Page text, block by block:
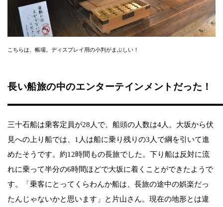
こちらは、帳場。ディスプレイ用の小判がまぶしい！
長い船旅の中のエンターテインメントだった！
三十石船は乗客定員が28人で、船頭の人数は4人。大坂から伏
見への上り船では、1人は船に乗り残りの3人で綱を引いて進
めたそうです。約12時間もの長旅でした。下り船は反対に流
れに乗って半分の6時間ほどで大坂に着くことができたようで
す。「乗客にとってくらわんか船は、長旅の途中の娯楽だっ
たんじゃないかと思います」と片山さん。現在の地形とは違